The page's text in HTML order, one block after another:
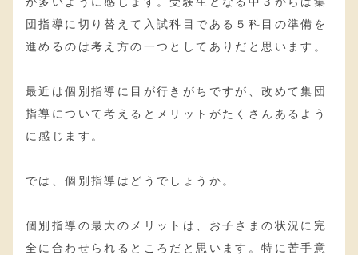
団指導に切り替えて入試科目である５科目の準備を
進めるのは考え方の一つとしてありだと思います。
最近は個別指導に目が行きがちですが、改めて集団
指導について考えるとメリットがたくさんあるよう
に感じます。
では、個別指導はどうでしょうか。
個別指導の最大のメリットは、お子さまの状況に完
全に合わせられるところだと思います。特に苦手意